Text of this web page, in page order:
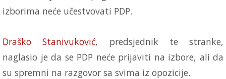
izborima neće učestvovati PDP.
Draško Stanivuković, predsjednik te stranke,
naglasio je da se PDP neće prijaviti na izbore, ali da
su spremni na razgovor sa svima iz opozicije.